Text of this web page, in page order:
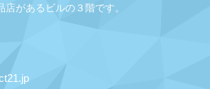
があるビルの３階です。